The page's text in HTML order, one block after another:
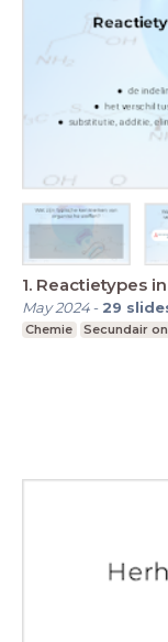
1. Reactietypes
May 2024- 29
Chemie Secundair